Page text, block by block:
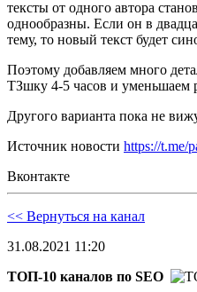
тексты от одного автора
однообразны. Если он в
тему, то новый текст будет
Поэтому добавляем много
ТЗшку 4-5 часов и уменьшаем
Другого варианта пока не
Источник новости https://t.me/
Вконтакте
<< Вернуться на канал
31.08.2021 11:20
ТОП-10 каналов по SEO